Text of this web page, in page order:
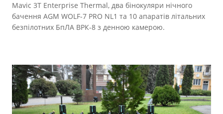
Mavic 3T Enterprise Thermal, два бінокуляри нічного
бачення AGM WOLF-7 PRO NL1 та 10 апаратів літальних
безпілотних БпЛА ВРК-8 з денною камерою.